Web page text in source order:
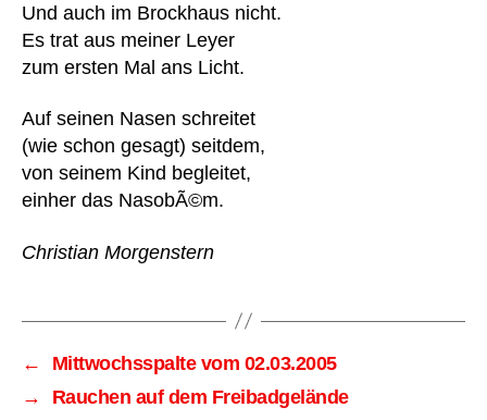
Und auch im Brockhaus nicht.
Es trat aus meiner Leyer
zum ersten Mal ans Licht.
Auf seinen Nasen schreitet
(wie schon gesagt) seitdem,
von seinem Kind begleitet,
einher das NasobÃ©m.
Christian Morgenstern
←
Mittwochsspalte vom 02.03.2005
→
Rauchen auf dem Freibadgelände